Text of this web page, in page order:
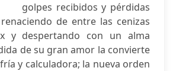
golpes recibidos y pérdidas
de entre las cenizas
y despertando con un alma
de su gran amor la convierte
y calculadora; la nueva orden